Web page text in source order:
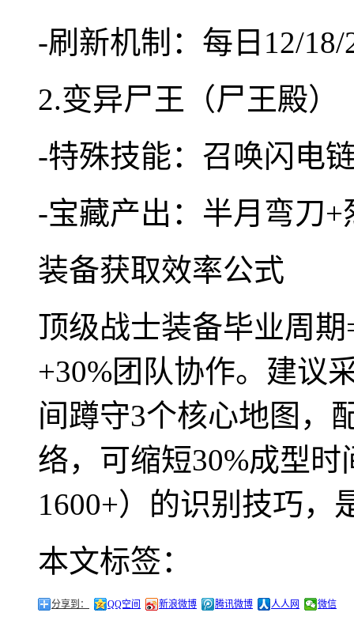
-刷新机制：每日12/
2.变异尸王（尸王殿）
-特殊技能：召唤闪电
-宝藏产出：半月弯刀
装备获取效率公式
顶级战士装备毕业周
+30%团队协作。建议
间蹲守3个核心地图，
络，可缩短30%成型
1600+）的识别技巧，
本文标签：
分享到： QQ空间 新浪微博 腾讯微博 人人网 微信